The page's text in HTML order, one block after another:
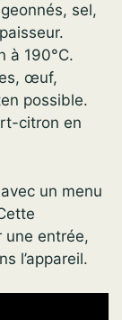
sel,
à 190°C.
œuf,
possible.
citron en
un menu
une entrée,
l’appareil.